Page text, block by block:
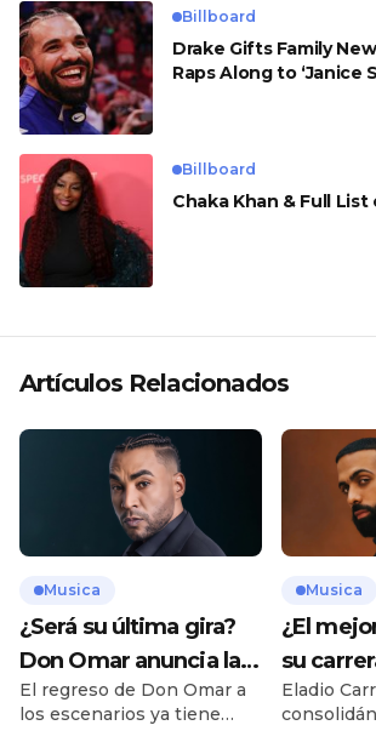
Billboard
Drake Gifts Family
Raps Along to ‘Janice
Billboard
Chaka Khan & Full
Artículos Relacionados
Musica
¿Será su última gira?
Don Omar anuncia las
primeras fechas de
“The Last King World
El regreso de Don Omar a
los escenarios ya tiene
Musica
¿El
su
Eladio
Eladio